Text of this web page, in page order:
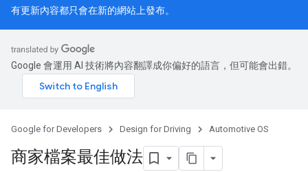
有更新內容都只會在新的網站上發布。
Google 會運用 AI 技術將內容翻譯成你偏好的語言，但可能會出錯。
Google for Developers Design for Driving Automotive OS
商家檔案最佳做法